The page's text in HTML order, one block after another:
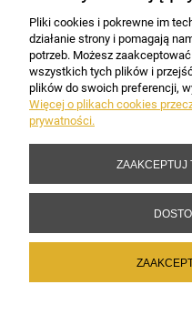
Copyright
Pliki cookies i pokrewne im
działanie strony i pomagają
potrzeb. Możesz
wszystkich tych plików i
plików do swoich preferencji,
Więcej o plikach cookies
prywatności.
ZAAKCEPTUJ